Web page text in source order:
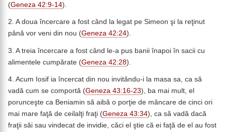
(Geneza 42:9-14).
2. A doua încercare a fost când la legat pe Simeon şi la reţinut
până vor veni din nou (Geneza 42:24).
3. A treia încercare a fost când le-a pus banii înapoi în sacii cu
alimentele cumpărate (Geneza 42:28).
4. Acum Iosif ia încercat din nou invitându-i la masa sa, ca să
vadă cum se comportă (Geneza 43:16-23), ba mai mult, el
porunceşte ca Beniamin să aibă o porţie de mâncare de cinci ori
mai mare faţă de ceilalţi fraţi (Geneza 43:34), ca să vadă dacă
fraţii săi sau vindecat de invidie, căci el ştie că ei faţă de el au fost